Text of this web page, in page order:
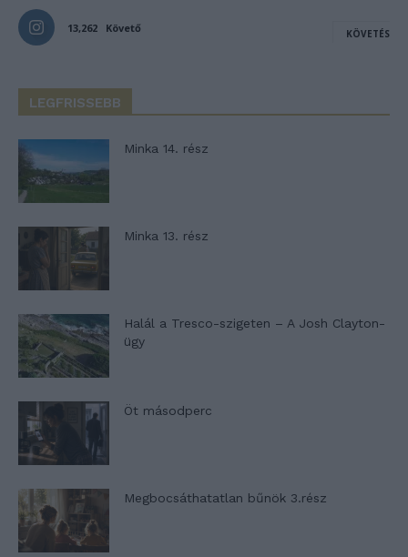
13,262 Követő KÖVETÉS
LEGFRISSEBB
Minka 14. rész
Minka 13. rész
Halál a Tresco-szigeten – A Josh Clayton-
ügy
Öt másodperc
Megbocsáthatatlan bűnök 3.rész